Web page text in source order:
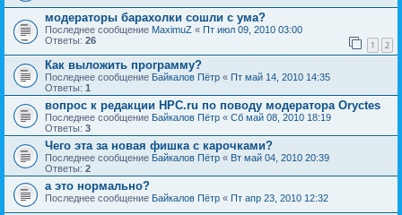
модераторы барахолки сошли с ума?
Последнее сообщение MaximuZ « Пт июл 09, 2010 03:00
Ответы: 26 1 2
Как выложить программу?
Последнее сообщение Байкалов Пётр « Пт май 14, 2010 14:35
Ответы: 1
вопрос к редакции HPC.ru по поводу модератора Oryctes
Последнее сообщение Байкалов Пётр « Сб май 08, 2010 18:19
Ответы: 3
Чего эта за новая фишка с карочками?
Последнее сообщение Байкалов Пётр « Вт май 04, 2010 20:39
Ответы: 2
а это нормально?
Последнее сообщение Байкалов Пётр « Пт апр 23, 2010 12:32